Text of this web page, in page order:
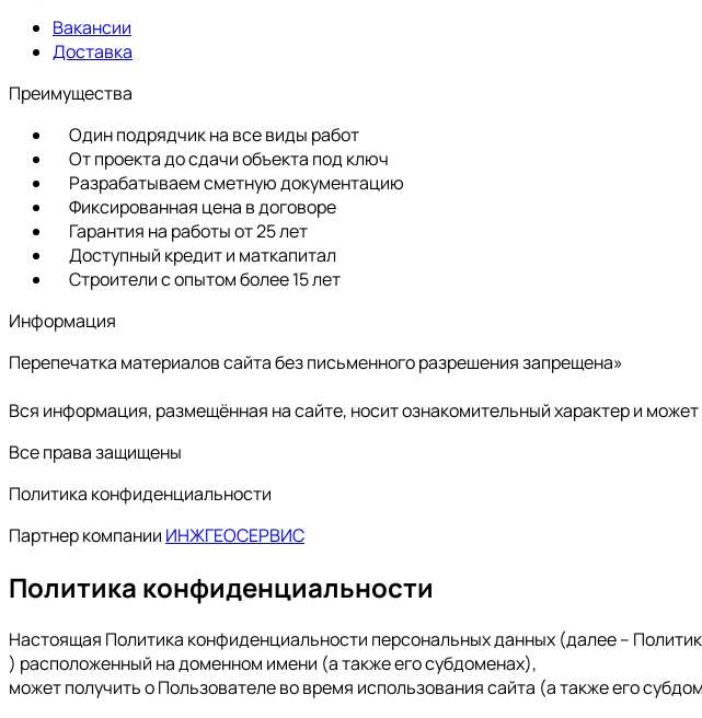
Вакансии
Доставка
Преимущества
Один подрядчик на все виды работ
От проекта до сдачи объекта под ключ
Разрабатываем сметную документацию
Фиксированная цена в договоре
Гарантия на работы от 25 лет
Доступный кредит и маткапитал
Строители с опытом более 15 лет
Информация
Перепечатка материалов сайта без письменного разрешения запрещена»
Вся информация, размещённая на сайте, носит ознакомительный характер и
Все права защищены
Политика конфиденциальности
Партнер компании ИНЖГЕОСЕРВИС
Политика конфиденциальности
Настоящая Политика конфиденциальности персональных данных (далее –
) расположенный на доменном имени (а также его субдоменах),
может получить о Пользователе во время использования сайта (а также его